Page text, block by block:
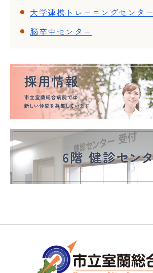
大学連携トレーニングセンター
脳卒中センター